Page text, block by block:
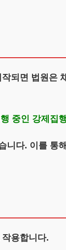
되면 법원은
중인 강제집
다. 이를 통
용합니다.